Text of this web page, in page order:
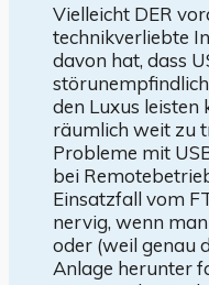
Vielleicht DER
technikverliebte
davon hat, dass
den Luxus leisten
räumlich weit zu
Probleme mit
bei
Einsatzfall vom
nervig, wenn
oder (weil genau
Anlage herunter